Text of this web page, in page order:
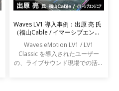
Waves LV1 導入事例：出原 亮 氏
（福山Cable / イマーシブエンジ
Waves eMotion LV1 / LV1
Classic を導入されたユーザー
の、ライブサウンド現場での活用